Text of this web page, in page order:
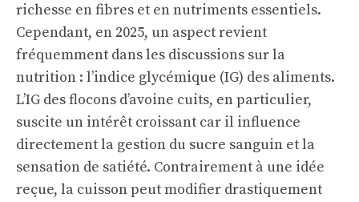
richesse en fibres et en nutriments essentiels.
Cependant, en 2025, un aspect revient
fréquemment dans les discussions sur la
nutrition : l’indice glycémique (IG) des aliments.
L’IG des flocons d’avoine cuits, en particulier,
suscite un intérêt croissant car il influence
directement la gestion du sucre sanguin et la
sensation de satiété. Contrairement à une idée
reçue, la cuisson peut modifier drastiquement